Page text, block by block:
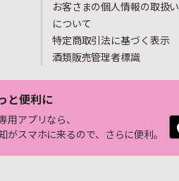
お客さまの個人情報の取扱い
について
特定商取引法に基づく表示
酒類販売管理者標識
と便利に
用アプリなら、
がスマホに来るので、さらに便利。